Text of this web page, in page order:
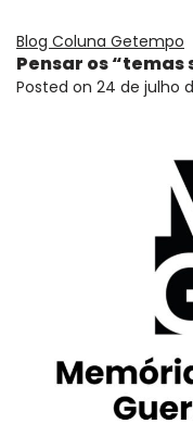
Blog Coluna Getempo
Pensar os
Posted on 24 de julho